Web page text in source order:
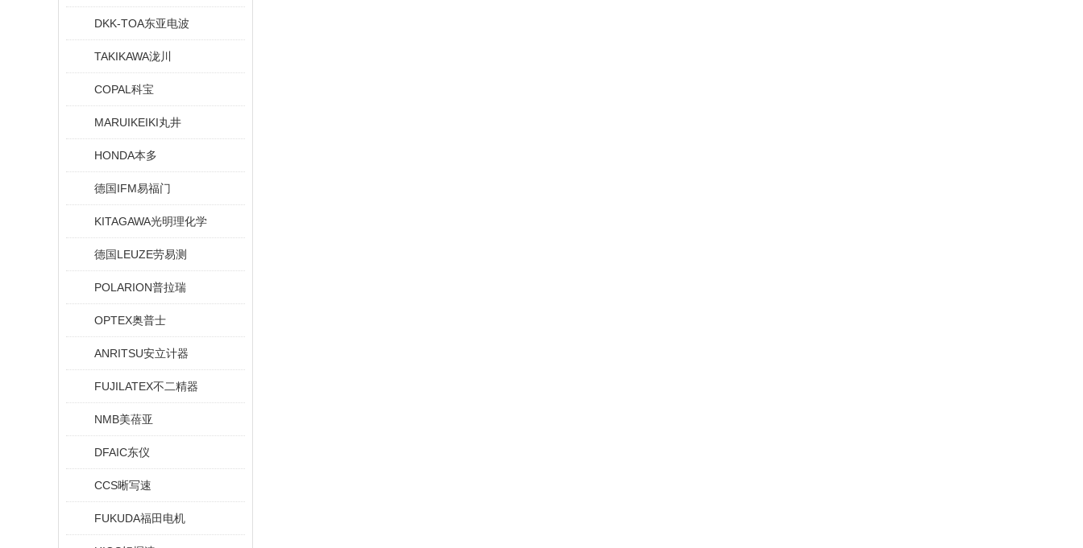
DKK-TOA东亚电波
TAKIKAWA泷川
COPAL科宝
MARUIKEIKI丸井
HONDA本多
德国IFM易福门
KITAGAWA光明理化学
德国LEUZE劳易测
POLARION普拉瑞
OPTEX奥普士
ANRITSU安立计器
FUJILATEX不二精器
NMB美蓓亚
DFAIC东仪
CCS晰写速
FUKUDA福田电机